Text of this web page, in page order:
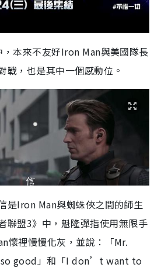
，本來不友好Iron Man與美國隊長
戰，也是其中一個感動位。
是Iron Man與蜘蛛俠之間的師生
聯盟3》中，魁隆彈指使用無限手
懷裡慢慢化灰，並說：「Mr.
good」和「I don’t want to